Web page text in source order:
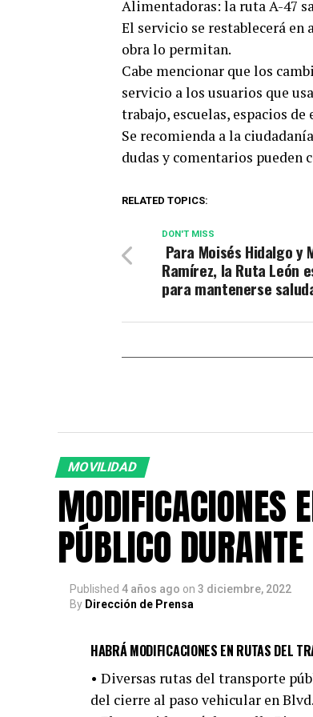
Alimentadoras: la ruta A-47
El servicio se restablecerá en
obra lo permitan.
Cabe mencionar que los
servicio a los usuarios que
trabajo, escuelas, espacios
Se recomienda a la
dudas y comentarios
RELATED TOPICS:
DON'T MISS
Para Moisés Hidalgo y
Ramírez, la Ruta León
para mantenerse
MOVILIDAD
MODIFICACIONES
PÚBLICO
Published 4 años ago on 3 diciembre, 2022
By Dirección de Prensa
HABRÁ MODIFICACIONES EN RUTAS DEL
• Diversas rutas del transporte
del cierre al paso vehicular en